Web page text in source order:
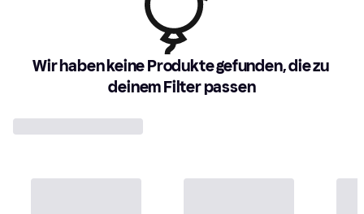
Wir haben keine Produkte gefunden, die zu
deinem Filter passen